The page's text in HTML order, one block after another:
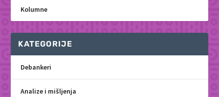
Kolumne
KATEGORIJE
Debankeri
Analize i mišljenja